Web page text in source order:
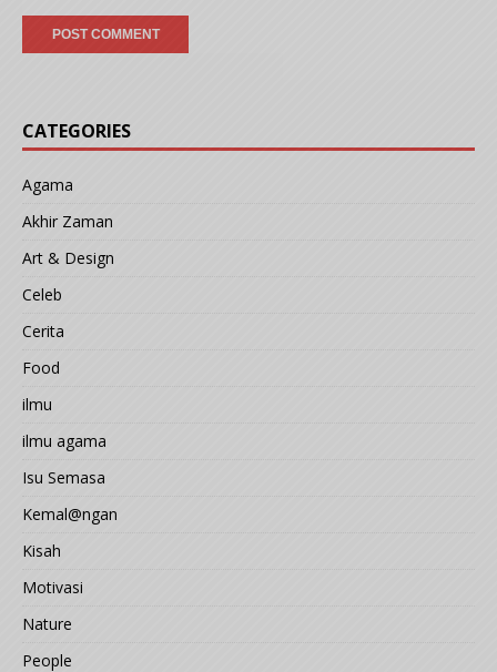
CATEGORIES
Agama
Akhir Zaman
Art & Design
Celeb
Cerita
Food
ilmu
ilmu agama
Isu Semasa
Kemal@ngan
Kisah
Motivasi
Nature
People